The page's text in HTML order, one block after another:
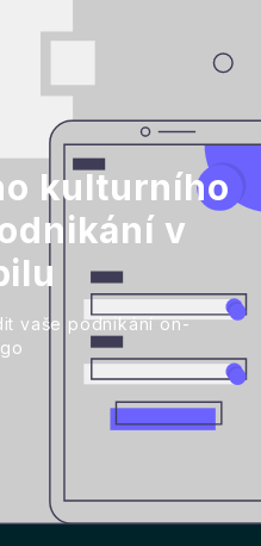
kulturního
v
vaše podnikání on-